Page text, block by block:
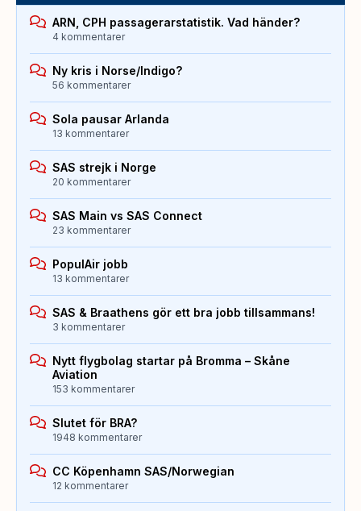
ARN, CPH passagerarstatistik. Vad händer?
4 kommentarer
Ny kris i Norse/Indigo?
56 kommentarer
Sola pausar Arlanda
13 kommentarer
SAS strejk i Norge
20 kommentarer
SAS Main vs SAS Connect
23 kommentarer
PopulAir jobb
13 kommentarer
SAS & Braathens gör ett bra jobb tillsammans!
3 kommentarer
Nytt flygbolag startar på Bromma – Skåne
Aviation
153 kommentarer
Slutet för BRA?
1948 kommentarer
CC Köpenhamn SAS/Norwegian
12 kommentarer